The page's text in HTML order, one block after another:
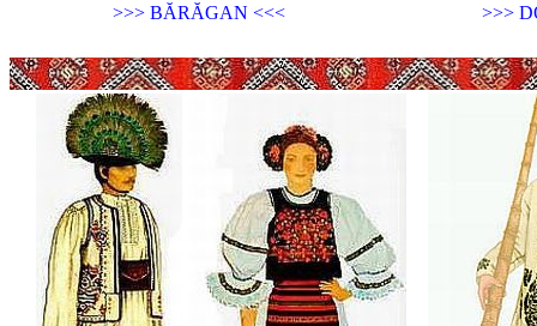
>>> BĂRĂGAN <<< >>>